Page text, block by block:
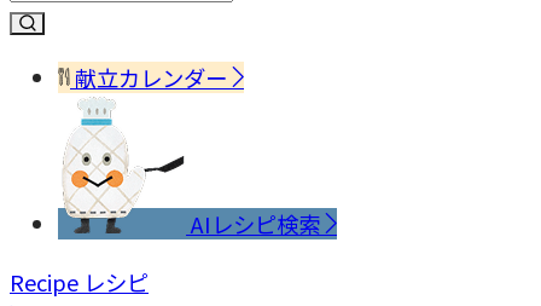
献立カレンダー
AIレシピ検索
Recipe レシピ